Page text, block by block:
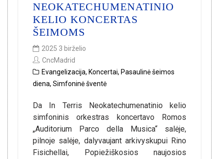
NEOKATECHUMENATINIO
KELIO KONCERTAS
ŠEIMOMS
2025 3 birželio
CncMadrid
Evangelizacija, Koncertai, Pasaulinė šeimos
diena, Simfoninė šventė
Da In Terris Neokatechumenatinio kelio
simfoninis orkestras koncertavo Romos
„Auditorium Parco della Musica“ salėje,
pilnoje salėje, dalyvaujant arkivyskupui Rino
Fisichellai, Popiežiškosios naujosios